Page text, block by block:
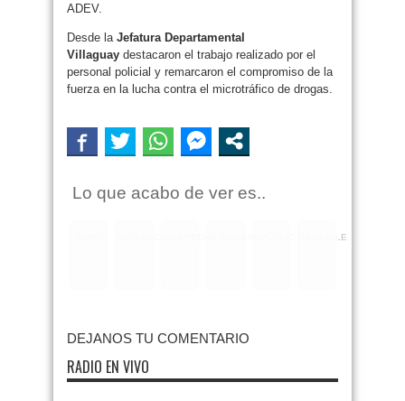
ADEV.
Desde la Jefatura Departamental
Villaguay destacaron el trabajo realizado por el
personal policial y remarcaron el compromiso de la
fuerza en la lucha contra el microtráfico de drogas.
Lo que acabo de ver es..
INCREIBLE
DEJANOS TU COMENTARIO
RADIO EN VIVO